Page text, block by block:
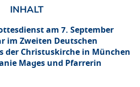
am 7. September
im Zweiten Deutschen
der Christuskirche in München
Mages und Pfarrerin